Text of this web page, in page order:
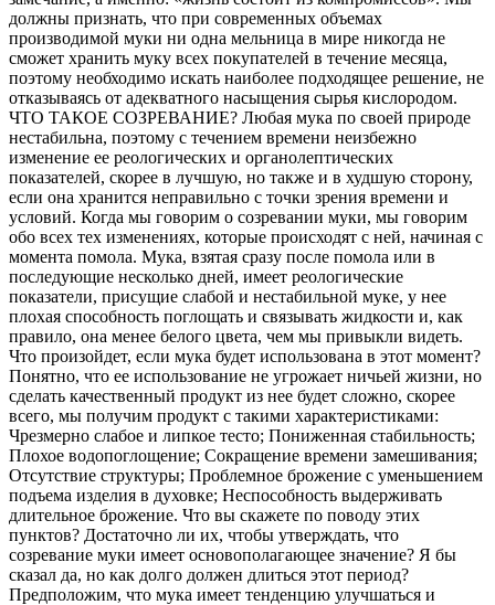
должны признать, что при современных объемах
производимой муки ни одна мельница в мире никогда не
сможет хранить муку всех покупателей в течение месяца,
поэтому необходимо искать наиболее подходящее решение, не
отказываясь от адекватного насыщения сырья кислородом.
ЧТО ТАКОЕ СОЗРЕВАНИЕ? Любая мука по своей природе
нестабильна, поэтому с течением времени неизбежно
изменение ее реологических и органолептических
показателей, скорее в лучшую, но также и в худшую сторону,
если она хранится неправильно с точки зрения времени и
условий. Когда мы говорим о созревании муки, мы говорим
обо всех тех изменениях, которые происходят с ней, начиная с
момента помола. Мука, ​​взятая сразу после помола или в
последующие несколько дней, имеет реологические
показатели, присущие слабой и нестабильной муке, у нее
плохая способность поглощать и связывать жидкости и, как
правило, она менее белого цвета, чем мы привыкли видеть.
Что произойдет, если мука будет использована в этот момент?
Понятно, что ее использование не угрожает ничьей жизни, но
сделать качественный продукт из нее будет сложно, скорее
всего, мы получим продукт с такими характеристиками:
Чрезмерно слабое и липкое тесто; Пониженная стабильность;
Плохое водопоглощение; Сокращение времени замешивания;
Отсутствие структуры; Проблемное брожение с уменьшением
подъема изделия в духовке; Неспособность выдерживать
длительное брожение. Что вы скажете по поводу этих
пунктов? Достаточно ли их, чтобы утверждать, что
созревание муки имеет основополагающее значение? Я бы
сказал да, но как долго должен длиться этот период?
Предположим, что мука имеет тенденцию улучшаться и